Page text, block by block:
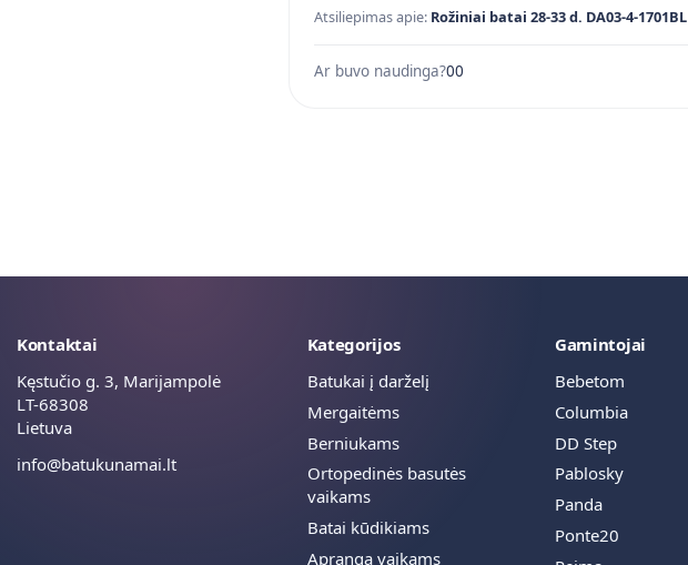
Atsiliepimas apie: Rožiniai batai 28-33 d. DA03-4-1701BL
Ar buvo naudinga?00
Kontaktai
Kęstučio g. 3, Marijampolė
LT-68308
Lietuva
info@batukunamai.lt
Kategorijos
Batukai į darželį
Mergaitėms
Berniukams
Ortopedinės basutės
vaikams
Batai kūdikiams
Apranga vaikams
Gamintojai
Bebetom
Columbia
DD Step
Pablosky
Panda
Ponte20